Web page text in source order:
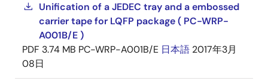
Unification of a JEDEC tray and a embossed
carrier tape for LQFP package ( PC-WRP-
A001B/E )
PDF 3.74 MB PC-WRP-A001B/E 日本語 2017年3月
08日